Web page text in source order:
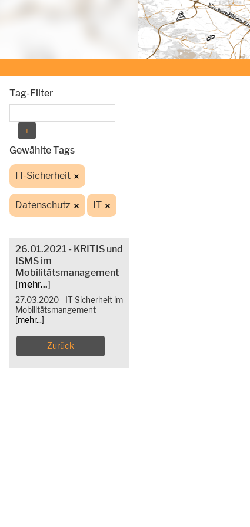
Tag-Filter
Gewählte Tags
IT-Sicherheit
Datenschutz IT
26.01.2021 - KRITIS und
ISMS im
Mobilitätsmanagement
[mehr...]
27.03.2020 - IT-Sicherheit im
Mobilitätsmangement
[mehr...]
Zurück